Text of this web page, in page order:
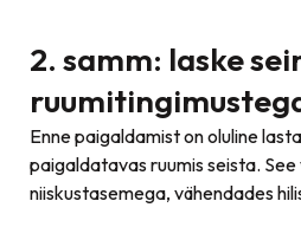
2. samm: laske
Enne paigaldamist on oluline lasta
paigaldatavas ruumis seista.
niiskustasemega, vähendades